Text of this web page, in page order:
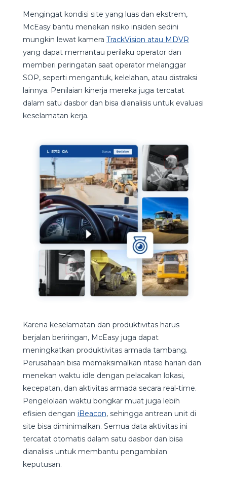
Mengingat kondisi site yang luas dan ekstrem,
McEasy bantu menekan risiko insiden sedini
mungkin lewat kamera TrackVision atau MDVR
yang dapat memantau perilaku operator dan
memberi peringatan saat operator melanggar
SOP, seperti mengantuk, kelelahan, atau distraksi
lainnya. Penilaian kinerja mereka juga tercatat
dalam satu dasbor dan bisa dianalisis untuk evaluasi
keselamatan kerja.
Karena keselamatan dan produktivitas harus
berjalan beriringan, McEasy juga dapat
meningkatkan produktivitas armada tambang.
Perusahaan bisa memaksimalkan ritase harian dan
menekan waktu idle dengan pelacakan lokasi,
kecepatan, dan aktivitas armada secara real-time.
Pengelolaan waktu bongkar muat juga lebih
efisien dengan iBeacon, sehingga antrean unit di
site bisa diminimalkan. Semua data aktivitas ini
tercatat otomatis dalam satu dasbor dan bisa
dianalisis untuk membantu pengambilan
keputusan.